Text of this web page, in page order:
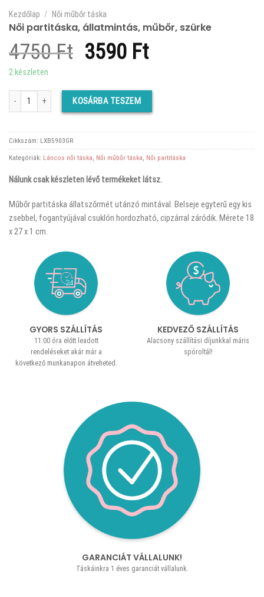
Kezdőlap / Női műbőr táska
Női partitáska, állatmintás, műbőr, szürke
4750Ft Original
was:
4750 Ft.
3590 FtCurrent
is:
3590 Ft.
2 készleten
Női partitáska, állatmintás, műbőr, szürke mennyiség
KOSÁRBA TESZEM
Cikkszám: LXB5903GR
Kategóriák: Láncos női táska, Női műbőr táska, Női partitáska
Nálunk csak készleten lévő termékeket látsz.
Műbőr partitáska állatszőrmét utánzó mintával. Belseje egyterű egy kis
zsebbel, fogantyújával csuklón hordozható, cipzárral záródik. Mérete 18
x 27 x 1 cm.
GYORS SZÁLLÍTÁS
11:00 óra előtt leadott
rendeléseket akár már a
következő munkanapon átveheted.
KEDVEZŐ SZÁLLÍTÁS
Alacsony szállítási díjunkkal máris
spóroltál!
GARANCIÁT VÁLLALUNK!
Táskáinkra 1 éves garanciát vállalunk.